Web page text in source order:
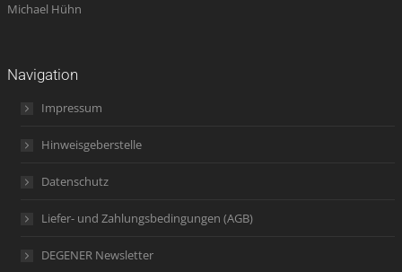
Michael Hühn
Navigation
Impressum
Hinweisgeberstelle
Datenschutz
Liefer- und Zahlungsbedingungen (AGB)
DEGENER Newsletter